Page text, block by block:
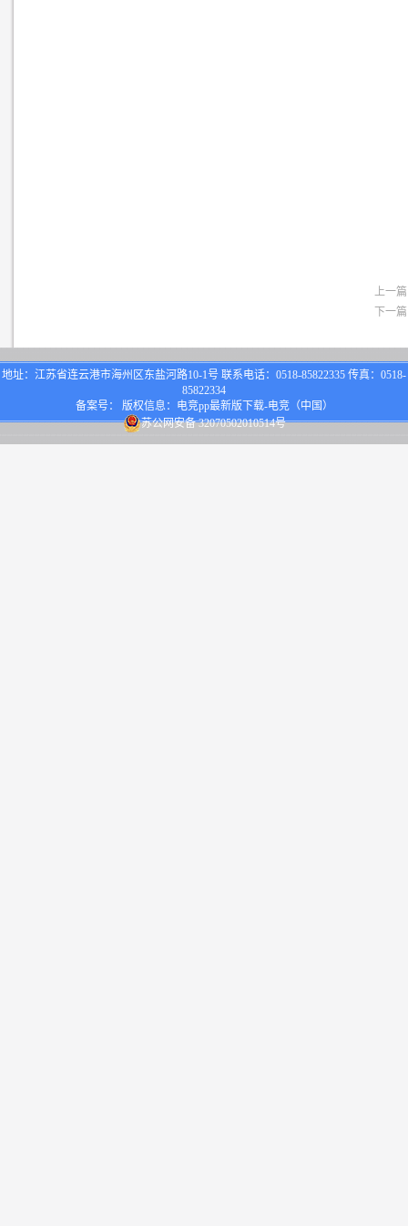
上一
下一
地址：江苏省连云港市海州区东盐河路10-1号 联系电话：0518-85822335 传真：0518-
85822334
备案号： 版权信息：电竞pp最新版下载-电竞（中国）
苏公网安备 32070502010514号